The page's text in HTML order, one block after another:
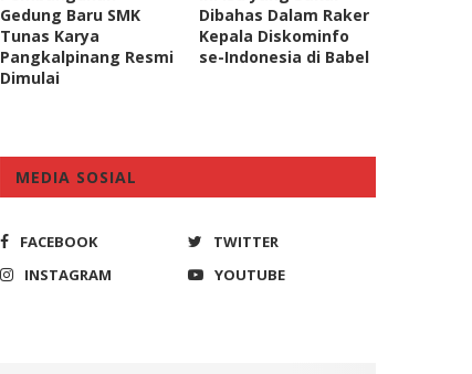
Gedung Baru SMK
Tunas Karya
Pangkalpinang Resmi
Dimulai
Dibahas Dalam Raker
Kepala Diskominfo
se-Indonesia di Babel
MEDIA SOSIAL
FACEBOOK
TWITTER
INSTAGRAM
YOUTUBE